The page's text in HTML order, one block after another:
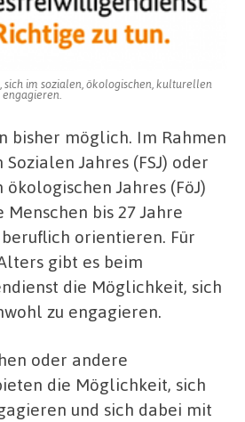
im sozialen, ökologischen, kulturellen
bisher möglich. Im Rahmen
Jahres (FSJ) oder
Jahres (FöJ)
Menschen bis 27 Jahre
orientieren. Für
gibt es beim
die Möglichkeit, sich
zu engagieren.
oder andere
die Möglichkeit, sich
und sich dabei mit